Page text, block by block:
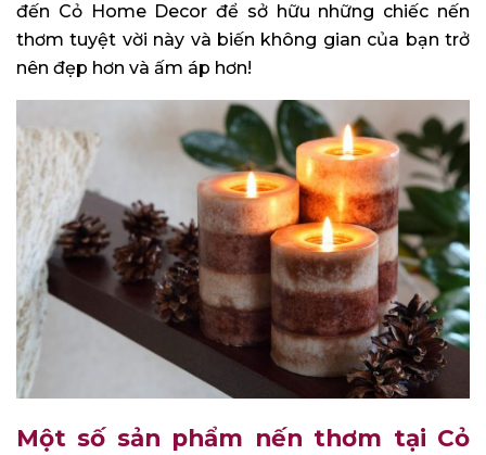
đến Cỏ Home Decor để sở hữu những chiếc nến
thơm tuyệt vời này và biến không gian của bạn trở
nên đẹp hơn và ấm áp hơn!
Một số sản phẩm nến thơm tại Cỏ